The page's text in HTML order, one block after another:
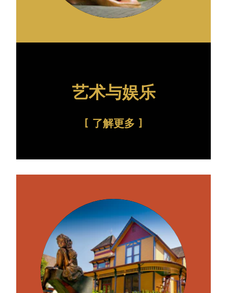
艺术与娱乐
了解更多